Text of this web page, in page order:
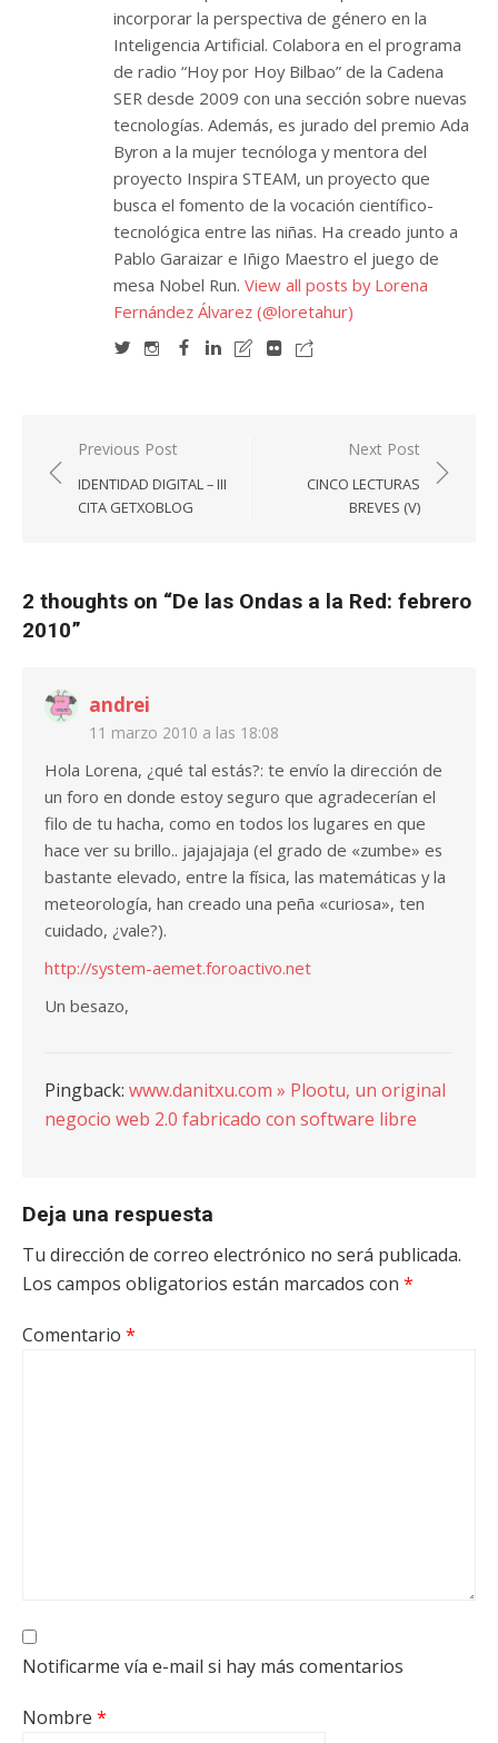
incorporar la perspectiva de género en la
Inteligencia Artificial. Colabora en el programa
de radio “Hoy por Hoy Bilbao” de la Cadena
SER desde 2009 con una sección sobre nuevas
tecnologías. Además, es jurado del premio Ada
Byron a la mujer tecnóloga y mentora del
proyecto Inspira STEAM, un proyecto que
busca el fomento de la vocación científico-
tecnológica entre las niñas. Ha creado junto a
Pablo Garaizar e Iñigo Maestro el juego de
mesa Nobel Run. View all posts by Lorena
Fernández Álvarez (@loretahur)
Navegación
de
entradas
Previous Post
IDENTIDAD DIGITAL – III
CITA GETXOBLOG
Next Post
CINCO LECTURAS
BREVES (V)
2 thoughts on “De las Ondas a la Red: febrero
2010”
andrei
11 marzo 2010 a las 18:08
Hola Lorena, ¿qué tal estás?: te envío la dirección de
un foro en donde estoy seguro que agradecerían el
filo de tu hacha, como en todos los lugares en que
hace ver su brillo.. jajajajaja (el grado de «zumbe» es
bastante elevado, entre la física, las matemáticas y la
meteorología, han creado una peña «curiosa», ten
cuidado, ¿vale?).
http://system-aemet.foroactivo.net
Un besazo,
Pingback: www.danitxu.com » Plootu, un original
negocio web 2.0 fabricado con software libre
Deja una respuesta
Tu dirección de correo electrónico no será publicada.
Los campos obligatorios están marcados con *
Comentario *
Notificarme vía e-mail si hay más comentarios
Nombre *